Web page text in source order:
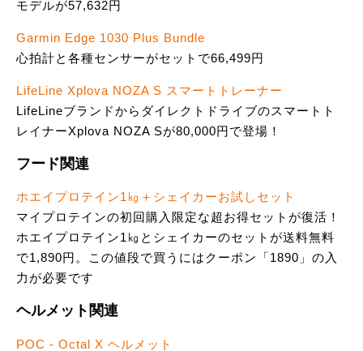
モデルが57,632円
Garmin Edge 1030 Plus Bundle
心拍計と各種センサーがセットで66,499円
LifeLine Xplova NOZA S スマートトレーナー
LifeLineブランドからダイレクトドライブのスマートト
レイナーXplova NOZA Sが80,000円で登場！
フード関連
ホエイプロテイン1㎏＋シェイカーお試しセット
マイプロテインの初回購入限定な超お得セットが復活！
ホエイプロテイン1㎏とシェイカーのセットが送料無料
で1,890円。この値段で買うにはクーポン「1890」の入
力が必要です
ヘルメット関連
POC - Octal X ヘルメット